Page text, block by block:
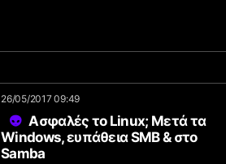
26/05/2017 09:49
Ασφαλές το Linux; Μετά τα
Windows, ευπάθεια SMB & στο
Samba